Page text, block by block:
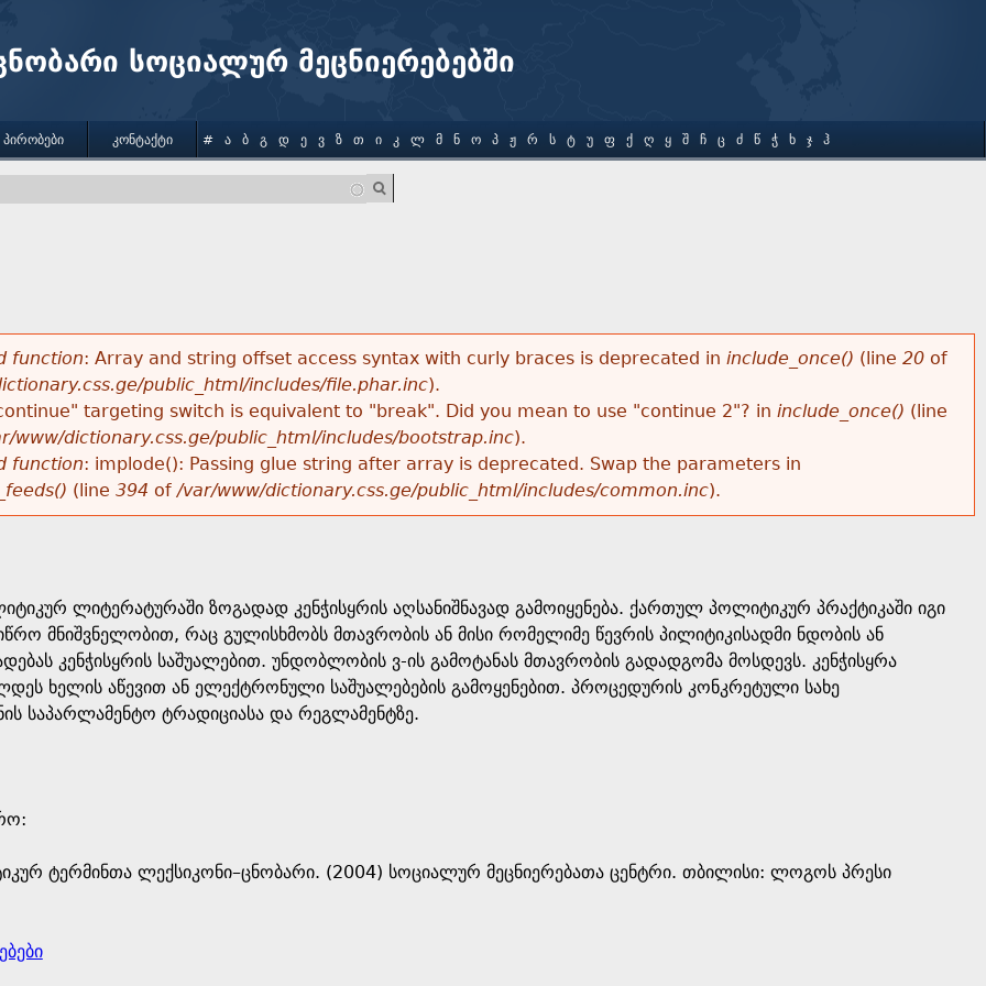
სოციალურ მეცნიერებებში
function: Array and string offset access syntax with curly braces is deprecated in include_once() (line 20of
public_html/includes/file.phar.inc).
targeting switch is equivalent to "break". Did you mean to use "continue 2"? in include_once() (line
www/dictionary.css.ge/public_html/includes/bootstrap.inc).
function: implode(): Passing glue string after array is deprecated. Swap the parameters in
(line 394 of/var/www/dictionary.css.ge/public_html/includes/common.inc).
ლიტერატურაში ზოგადად კენჭისყრის აღსანიშნავად გამოიყენება. ქართულ პოლიტიკურ პრაქტიკაში იგი
მნიშვნელობით, რაც გულისხმობს მთავრობის ან მისი რომელიმე წევრის პილიტიკისადმი ნდობის ან
კენჭისყრის საშუალებით. უნდობლობის ვ-ის გამოტანას მთავრობის გადადგომა მოსდევს. კენჭისყრა
ხელის აწევით ან ელექტრონული საშუალებების გამოყენებით. პროცედურის კონკრეტული სახე
საპარლამენტო ტრადიციასა და რეგლამენტზე.
ტერმინთა ლექსიკონი–ცნობარი. (2004) სოციალურ მეცნიერებათა ცენტრი. თბილისი: ლოგოს პრესი
ᲞᲘᲠᲝᲑᲔᲑᲘ ᲙᲝᲜᲢᲐᲥᲢᲘ # Ა Ბ Გ Დ Ე Ვ Ზ Თ Ი Კ Ლ Მ Ნ Ო Პ Ჟ Რ Ს Ტ Უ Ფ Ქ Ღ Ყ Შ Ჩ Ც Ძ Წ Ჭ Ხ Ჯ Ჰ